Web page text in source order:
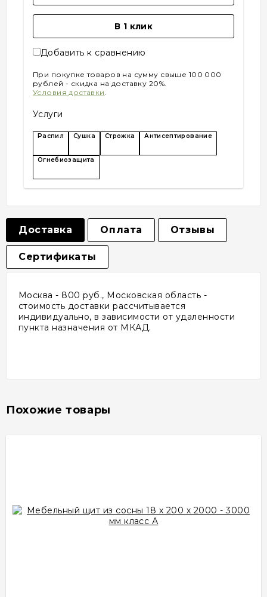
В 1 клик
Добавить к сравнению
При покупке товаров на сумму свыше 100 000
рублей - скидка на доставку 20%.
Условия доставки.
Услуги
Распил Сушка Строжка Антисептирование
Огнебиозащита
Доставка Оплата Отзывы
Сертификаты
Москва - 800 руб., Московская область -
стоимость доставки рассчитывается
индивидуально, в зависимости от удаленности
пункта назначения от МКАД.
Похожие товары